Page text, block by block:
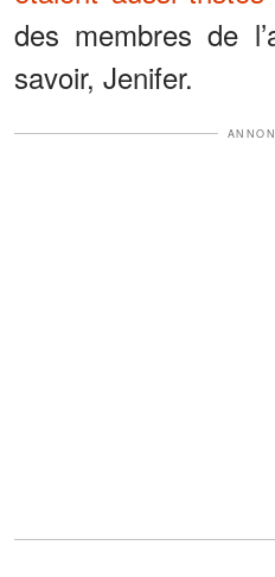
des membres de
savoir, Jenifer.